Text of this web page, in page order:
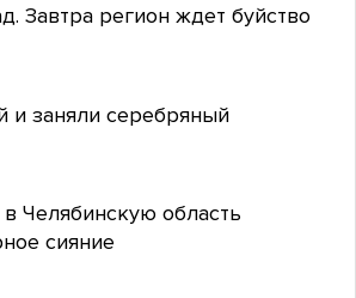
Завтра регион ждет буйство
и заняли серебряный
Челябинскую область
сияние